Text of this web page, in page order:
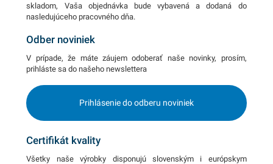
skladom, Vaša objednávka bude vybavená a dodaná do
nasledujúceho pracovného dňa.
Odber noviniek
V prípade, že máte záujem odoberať naše novinky, prosím,
prihláste sa do našeho newslettera
Prihlásenie do odberu noviniek
Certifikát kvality
Všetky naše výrobky disponujú slovenským i európskym